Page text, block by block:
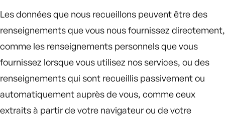
Les données que nous recueillons peuvent être des
renseignements que vous nous fournissez directement,
comme les renseignements personnels que vous
fournissez lorsque vous utilisez nos services, ou des
renseignements qui sont recueillis passivement ou
automatiquement auprès de vous, comme ceux
extraits à partir de votre navigateur ou de votre